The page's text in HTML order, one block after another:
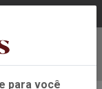
nosso APP
para você